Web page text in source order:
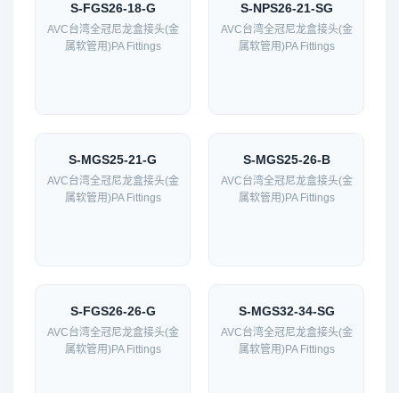
S-FGS26-18-G
AVC台湾全冠尼龙盒接头(金
属软管用)PA Fittings
S-NPS26-21-SG
AVC台湾全冠尼龙盒接头(金
属软管用)PA Fittings
S-MGS25-21-G
AVC台湾全冠尼龙盒接头(金
属软管用)PA Fittings
S-MGS25-26-B
AVC台湾全冠尼龙盒接头(金
属软管用)PA Fittings
S-FGS26-26-G
AVC台湾全冠尼龙盒接头(金
属软管用)PA Fittings
S-MGS32-34-SG
AVC台湾全冠尼龙盒接头(金
属软管用)PA Fittings